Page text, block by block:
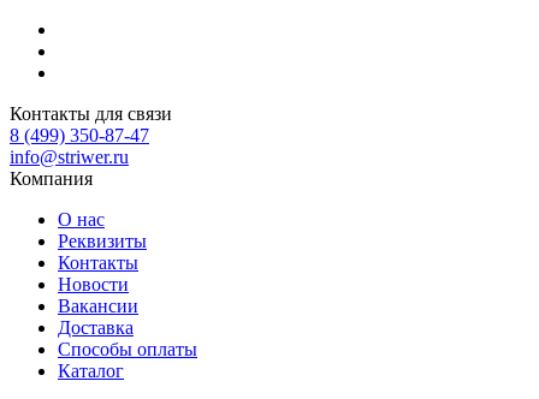
Контакты для связи
8 (499) 350-87-47
info@striwer.ru
Компания
О нас
Реквизиты
Контакты
Новости
Вакансии
Доставка
Способы оплаты
Каталог